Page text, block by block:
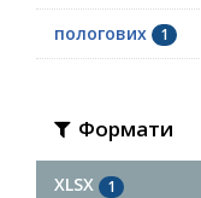
пологових 1
Формати
XLSX 1